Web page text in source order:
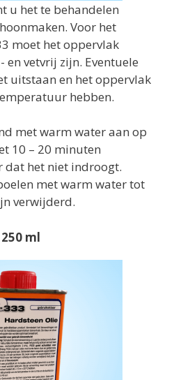
u het te behandelen
Voor het
moet het oppervlak
vetvrij zijn. Eventuele
uitstaan en het oppervlak
hebben.
met warm water aan op
10 – 20 minuten
dat het niet indroogt.
met warm water tot
verwijderd.
ml